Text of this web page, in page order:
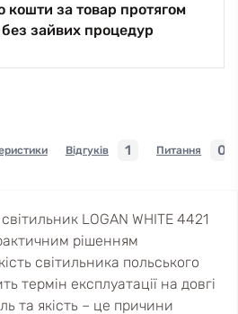
кошти за товар протягом
без зайвих процедур
Відгуків 1 Питання 0
LOGAN WHITE 4421
рішенням
світильника польського
термін експлуатації на довгі
та якість – це причини